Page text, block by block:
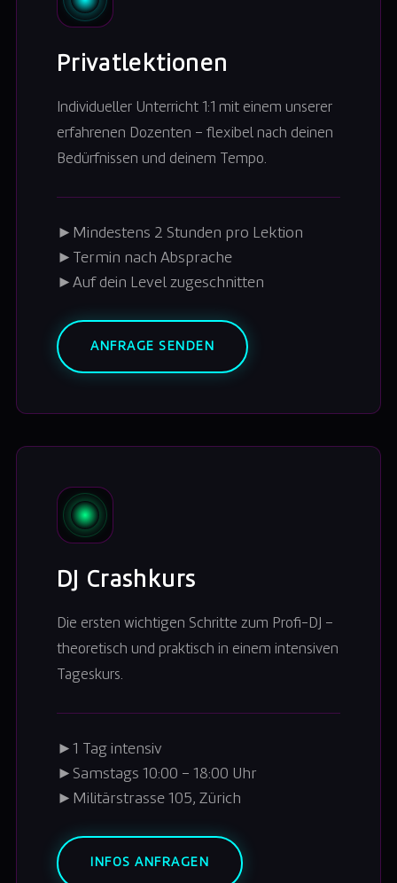
Privatlektionen
Individueller Unterricht 1:1 mit einem unserer
erfahrenen Dozenten – flexibel nach deinen
Bedürfnissen und deinem Tempo.
► Mindestens 2 Stunden pro Lektion
►
Termin nach Absprache
► Auf dein Level zugeschnitten
ANFRAGE SENDEN
DJ Crashkurs
Die ersten wichtigen Schritte zum Profi-DJ –
theoretisch und praktisch in einem intensiven
Tageskurs.
► 1 Tag intensiv
► Samstags 10:00 – 18:00 Uhr
► Militärstrasse 105, Zürich
INFOS ANFRAGEN